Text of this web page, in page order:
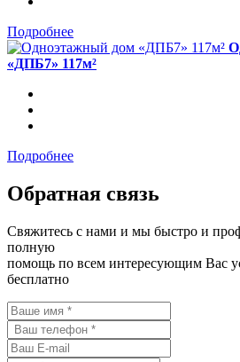
Подробнее
«ДПБ7» 117м²
Подробнее
Обратная связь
Свяжитесь с нами и мы быстро и
полную
помощь по всем интересующим Вас
бесплатно